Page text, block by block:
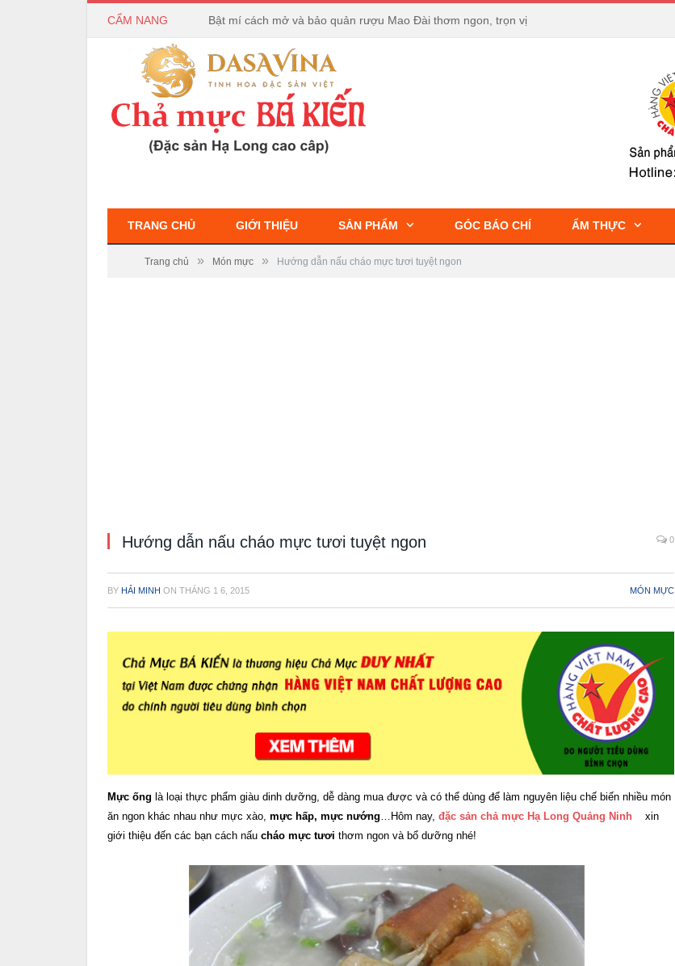
CẨM NANG Bật mí cách mở và bảo quản rượu Mao Đài thơm ngon, trọn vị
TRANG CHỦ GIỚI THIỆU SẢN PHẨM GÓC BÁO CHÍ ẨM THỰC
Trang chủ » Món mực » Hướng dẫn nấu cháo mực tươi tuyệt ngon
Hướng dẫn nấu cháo mực tươi tuyệt ngon 0
BY HẢI MINH ON THÁNG 1 6, 2015 MÓN MỰC
Mực ống là loại thực phẩm giàu dinh dưỡng, dễ dàng mua được và có thể dùng để làm nguyên liệu chế biến nhiều món
ăn ngon khác nhau như mực xào, mực hấp, mực nướng …Hôm nay, đặc sản chả mực Hạ Long Quảng Ninh
xin
giới thiệu đến các bạn cách nấu cháo mực tươi thơm ngon và bổ dưỡng nhé!